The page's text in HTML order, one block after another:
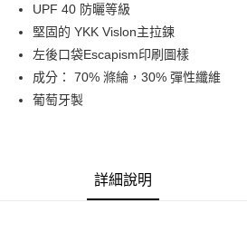
付款後全家取貨
每筆NT$80，滿NT$10,000(含以上)免運費
7-11店到店
每筆NT$80，滿NT$10,000(含以上)免運費
UPF 40 防曬等級
堅固的 YKK Vislon主拉鍊
左後口袋Escapism印刷圖樣
成分： 70% 滌綸，30% 彈性纖維
葡萄牙製
詳細說明